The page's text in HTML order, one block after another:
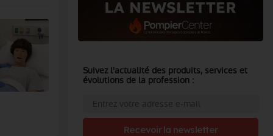
Suivez l'actualité des produits, services et
évolutions de la profession :
Recevoir la newsletter